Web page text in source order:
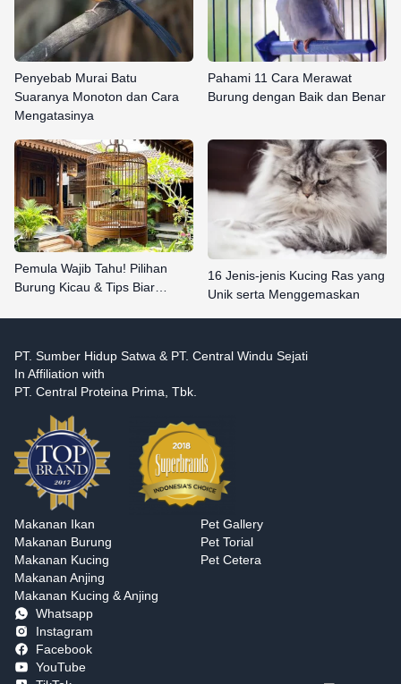
Penyebab Murai Batu
Suaranya Monoton dan Cara
Mengatasinya
Pahami 11 Cara Merawat
Burung dengan Baik dan Benar
Pemula Wajib Tahu! Pilihan
Burung Kicau & Tips Biar…
16 Jenis-jenis Kucing Ras yang
Unik serta Menggemaskan
PT. Sumber Hidup Satwa & PT. Central Windu Sejati
In Affiliation with
PT. Central Proteina Prima, Tbk.
Makanan Ikan
Makanan Burung
Makanan Kucing
Makanan Anjing
Makanan Kucing & Anjing
Pet Gallery
Pet Torial
Pet Cetera
Whatsapp
Instagram
Facebook
YouTube